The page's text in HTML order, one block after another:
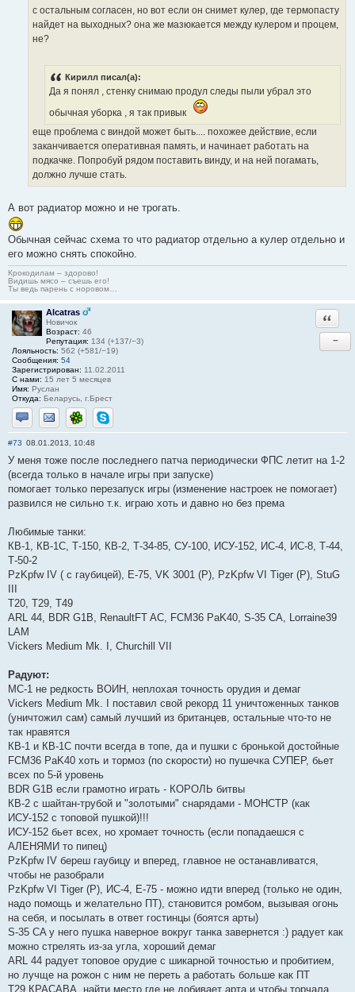
с остальным согласен, но вот если он снимет кулер, где термопасту
найдет на выходных? она же мазюкается между кулером и процем,
не?
Кирилл писал(а):
Да я понял , стенку снимаю продул следы пыли убрал это
обычная уборка , я так привык
еще проблема с виндой может быть.... похожее действие, если
заканчивается оперативная память, и начинает работать на
подкачке. Попробуй рядом поставить винду, и на ней погамать,
должно лучше стать.
А вот радиатор можно и не трогать.
Обычная сейчас схема то что радиатор отдельно а кулер отдельно и
его можно снять спокойно.
Крокодилам – здорово!
Видишь мясо – съешь его!
Ты ведь парень с норовом…
Alcatras
Новичок
Возраст: 46
Репутация: 134 (+137/−3)
Лояльность: 562 (+581/−19)
Сообщения: 54
Зарегистрирован: 11.02.2011
С нами: 15 лет 5 месяцев
Имя: Руслан
Откуда: Беларусь, г.Брест
Отправить личное сообщение
Отправить email
ICQ Skype
−
#73 08.01.2013, 10:48
У меня тоже после последнего патча периодически ФПС летит на 1-2
(всегда только в начале игры при запуске)
помогает только перезапуск игры (изменение настроек не помогает)
развился не сильно т.к. играю хоть и давно но без према
Любимые танки:
КВ-1, КВ-1С, Т-150, КВ-2, Т-34-85, СУ-100, ИСУ-152, ИС-4, ИС-8, Т-44,
Т-50-2
PzKpfw IV ( с гаубицей), Е-75, VK 3001 (P), PzKpfw VI Tiger (P), StuG
T20, T29, T49
ARL 44, BDR G1B, RenaultFT AC, FCM36 PaK40, S-35 CA, Lorraine39
LAM
Vickers Medium Mk. I, Churchill VII
Радуют:
МС-1 не редкость ВОИН, неплохая точность орудия и демаг
Vickers Medium Mk. I поставил свой рекорд 11 уничтоженных танков
(уничтожил сам) самый лучший из британцев, остальные что-то не
так нравятся
КВ-1 и КВ-1С почти всегда в топе, да и пушки с бронькой достойные
FCM36 PaK40 хоть и тормоз (по скорости) но пушечка СУПЕР, бьет
всех по 5-й уровень
BDR G1B если грамотно играть - КОРОЛЬ битвы
КВ-2 с шайтан-трубой и "золотыми" снарядами - МОНСТР (как
ИСУ-152 с топовой пушкой)!!!
ИСУ-152 бьет всех, но хромает точность (если попадаешся с
АЛЕНЯМИ то пипец)
PzKpfw IV береш гаубицу и вперед, главное не останавливатся,
чтобы не разобрали
PzKpfw VI Tiger (P), ИС-4, Е-75 - можно идти вперед (только не один,
надо помощь и желательно ПТ), становится ромбом, вызывая огонь
на себя, и посылать в ответ гостинцы (боятся арты)
S-35 CA у него пушка наверное вокруг танка завернется :) радует как
можно стрелять из-за угла, хороший демаг
ARL 44 радует топовое орудие с шикарной точностью и пробитием,
но лучще на рожон с ним не переть а работать больше как ПТ
T29 КРАСАВА. найти место где не добивает арта и чтобы торчала